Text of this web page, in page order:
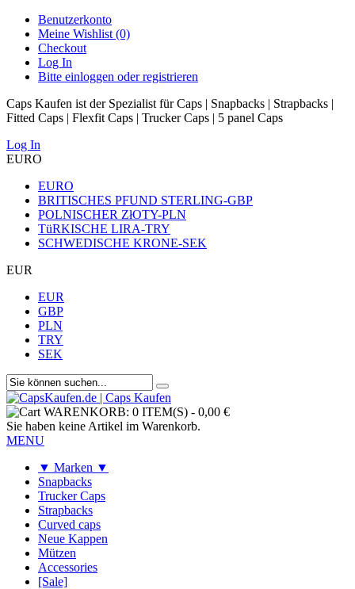
Benutzerkonto
Meine Wishlist (0)
Checkout
Log In
Bitte einloggen oder registrieren
Caps Kaufen ist der Spezialist für Caps | Snapbacks | Strapbacks |
Fitted Caps | Flexfit Caps | Trucker Caps | 5 panel Caps
Log In
EURO
EURO
BRITISCHES PFUND STERLING-GBP
POLNISCHER ZłOTY-PLN
TüRKISCHE LIRA-TRY
SCHWEDISCHE KRONE-SEK
EUR
EUR
GBP
PLN
TRY
SEK
WARENKORB: 0 ITEM(S) - 0,00 €
Sie haben keine Artikel im Warenkorb.
MENU
▼ Marken ▼
Snapbacks
Trucker Caps
Strapbacks
Curved caps
Neue Kappen
Mützen
Accessories
[Sale]